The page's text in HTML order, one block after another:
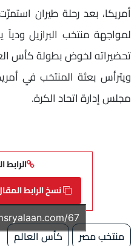
تحضيراته لخوض بطولة كأس العالم
ويترأس بعثة المنتخب في
مجلس إدارة اتحاد الكرة.
الرابط
نسخ الرابط المقال
منتخب مصر
كأس العالم